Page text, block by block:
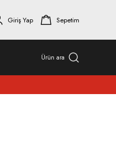
Giriş Yap Sepetim
Ürün ara